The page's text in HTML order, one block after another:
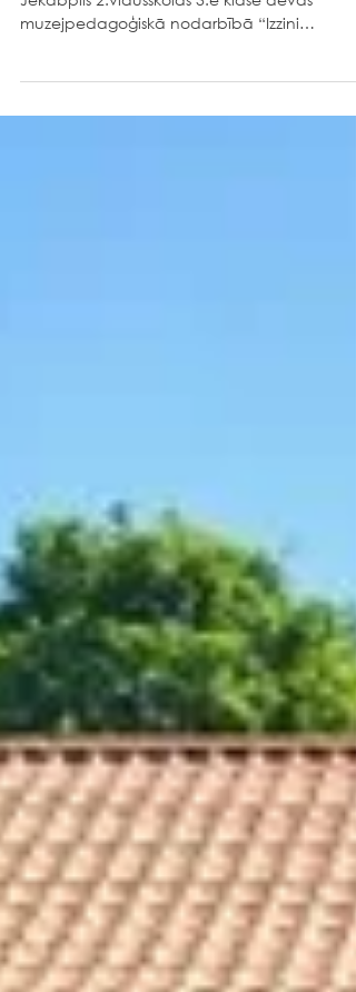
Programmas “Latvijas skolas soma” ietvaros
Jēkabpils 2.vidusskolas 3.e klase devās
Jēkabpili”, ko...